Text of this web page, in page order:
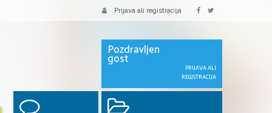
Prijava ali registracija
Pozdravljen
gost
PRIJAVA ALI
REGISTRACIJA